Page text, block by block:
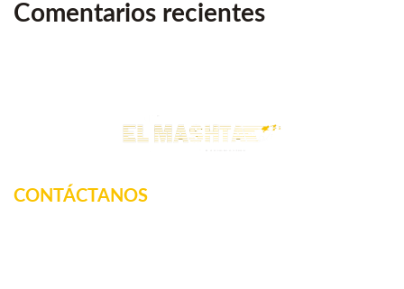
Comentarios recientes
CONTÁCTANOS